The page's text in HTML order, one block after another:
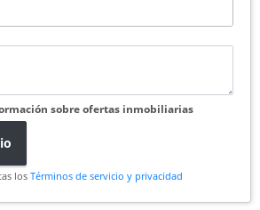
sobre ofertas inmobiliarias
los Términos de servicio y privacidad